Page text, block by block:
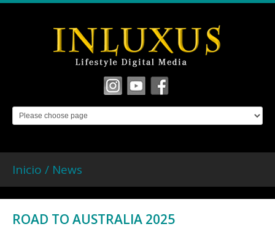
Inicio / News
ROAD TO AUSTRALIA 2025